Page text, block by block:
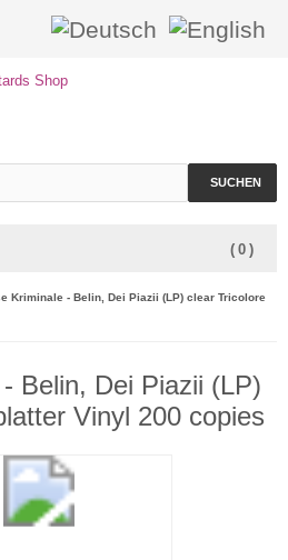
SUCHEN
( 0 )
Kriminale - Belin, Dei Piazii (LP) clear Tricolore
Belin, Dei Piazii (LP)
Vinyl 200 copies